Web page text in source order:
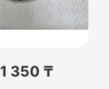
1 350 ₸